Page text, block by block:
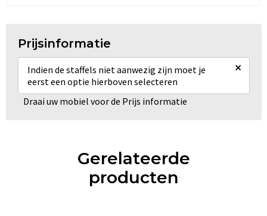
Prijsinformatie
Indien de staffels niet aanwezig zijn moet je
eerst een optie hierboven selecteren
×
Draai uw mobiel voor de Prijs informatie
Gerelateerde
producten